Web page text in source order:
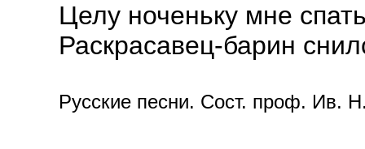
Целу ноченьку мне
Раскрасавец-барин
Русские песни. Сост. проф. Ив.